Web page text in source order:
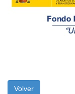
Volver